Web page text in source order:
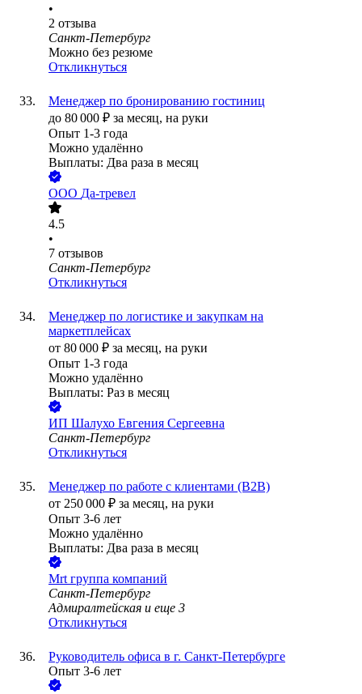
•
2 отзыва
Санкт-Петербург
Можно без резюме
Откликнуться
Менеджер по бронированию гостиниц
до 80 000 ₽ за месяц, на руки
Опыт 1-3 года
Можно удалённо
Выплаты: Два раза в месяц
ООО Да-тревел
4.5
•
7 отзывов
Санкт-Петербург
Откликнуться
Менеджер по логистике и закупкам на
маркетплейсах
от 80 000 ₽ за месяц, на руки
Опыт 1-3 года
Можно удалённо
Выплаты: Раз в месяц
ИП Шалухо Евгения Сергеевна
Санкт-Петербург
Откликнуться
Менеджер по работе с клиентами (B2B)
от 250 000 ₽ за месяц, на руки
Опыт 3-6 лет
Можно удалённо
Выплаты: Два раза в месяц
Mrt группа компаний
Санкт-Петербург
Адмиралтейская и еще 3
Откликнуться
Руководитель офиса в г. Санкт-Петербурге
Опыт 3-6 лет